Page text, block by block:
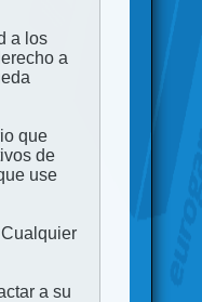
a los
a
que
de
use
a su